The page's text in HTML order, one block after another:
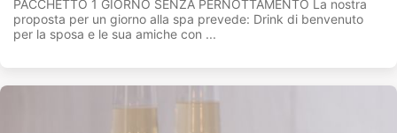
PACCHETTO 1 GIORNO SENZA PERNOTTAMENTO La nostra
proposta per un giorno alla spa prevede: Drink di benvenuto
per la sposa e le sua amiche con ...